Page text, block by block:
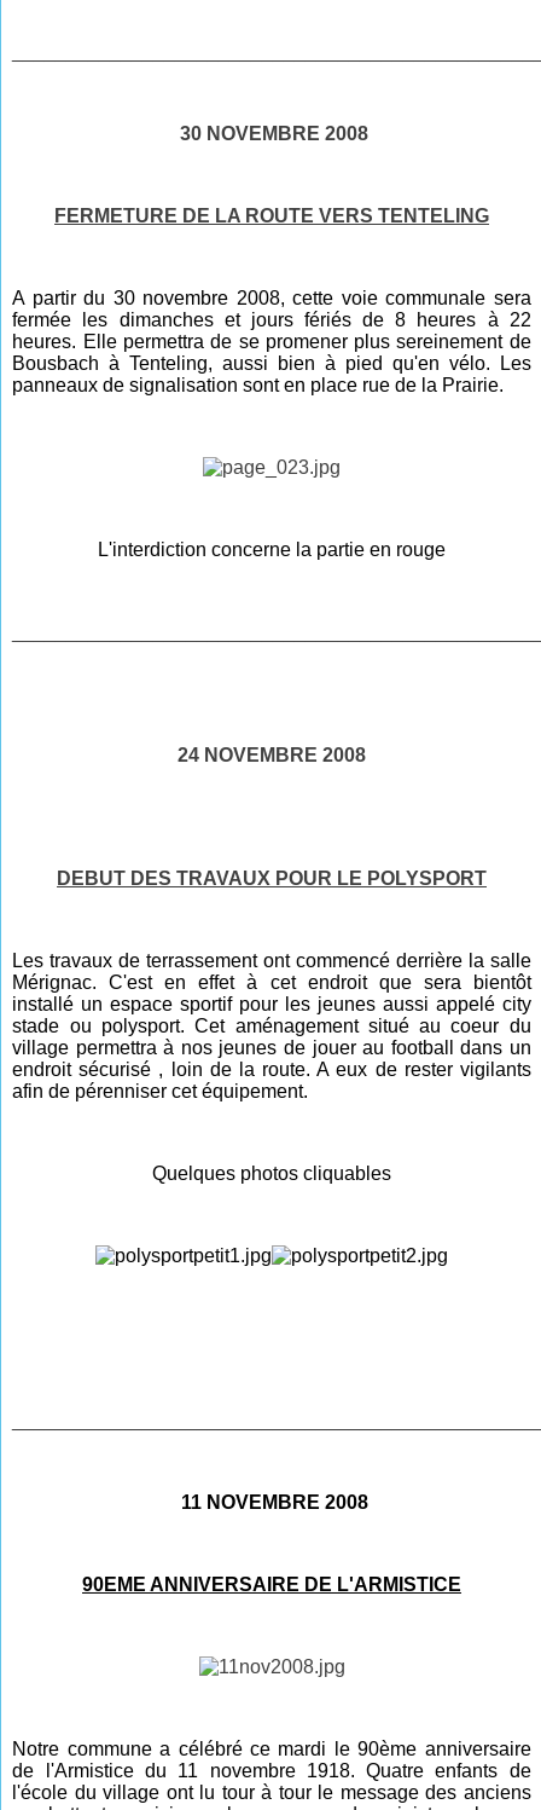
30 NOVEMBRE 2008
FERMETURE DE LA ROUTE VERS TENTELING
A partir du 30 novembre 2008, cette voie communale sera
fermée les dimanches et jours fériés de 8 heures à 22
heures. Elle permettra de se promener plus sereinement de
Bousbach à Tenteling, aussi bien à pied qu'en vélo. Les
panneaux de signalisation sont en place rue de la Prairie.
L'interdiction concerne la partie en rouge
24 NOVEMBRE 2008
DEBUT DES TRAVAUX POUR LE POLYSPORT
Les travaux de terrassement ont commencé derrière la salle
Mérignac. C'est en effet à cet endroit que sera bientôt
installé un espace sportif pour les jeunes aussi appelé city
stade ou polysport. Cet aménagement situé au coeur du
village permettra à nos jeunes de jouer au football dans un
endroit sécurisé , loin de la route. A eux de rester vigilants
afin de pérenniser cet équipement.
Quelques photos cliquables
11 NOVEMBRE 2008
90EME ANNIVERSAIRE DE L'ARMISTICE
Notre commune a célébré ce mardi le 90ème anniversaire
de l'Armistice du 11 novembre 1918. Quatre enfants de
l'école du village ont lu tour à tour le message des anciens